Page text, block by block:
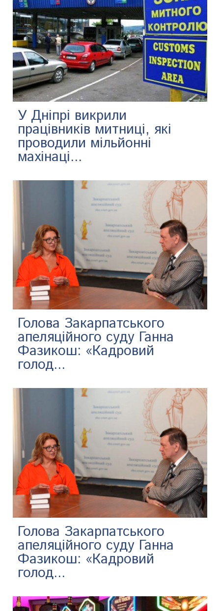
У Дніпрі викрили
працівників митниці, які
проводили мільйонні
махінаці...
Голова Закарпатського
апеляційного суду Ганна
Фазикош: «Кадровий
голод...
Голова Закарпатського
апеляційного суду Ганна
Фазикош: «Кадровий
голод...